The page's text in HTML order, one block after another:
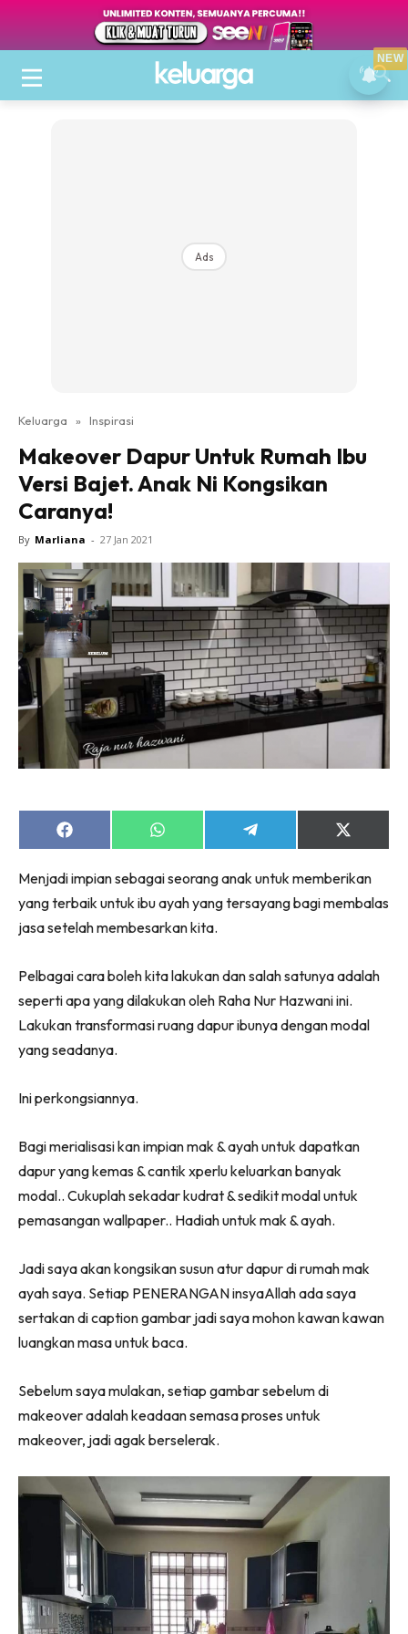
Ads
Keluarga » Inspirasi
Makeover Dapur Untuk Rumah Ibu
Versi Bajet. Anak Ni Kongsikan
Caranya!
By Marliana - 27 Jan 2021
Share
on
Share
on
Share
on
Share
on
(Twitter)
Menjadi impian sebagai seorang anak untuk memberikan
yang terbaik untuk ibu ayah yang tersayang bagi membalas
jasa setelah membesarkan kita.
Pelbagai cara boleh kita lakukan dan salah satunya adalah
seperti apa yang dilakukan oleh Raha Nur Hazwani ini.
Lakukan transformasi ruang dapur ibunya dengan modal
yang seadanya.
Ini perkongsiannya.
Bagi merialisasi kan impian mak & ayah untuk dapatkan
dapur yang kemas & cantik xperlu keluarkan banyak
modal.. Cukuplah sekadar kudrat & sedikit modal untuk
pemasangan wallpaper.. Hadiah untuk mak & ayah.
Jadi saya akan kongsikan susun atur dapur di rumah mak
ayah saya. Setiap PENERANGAN insyaAllah ada saya
sertakan di caption gambar jadi saya mohon kawan kawan
luangkan masa untuk baca.
Sebelum saya mulakan, setiap gambar sebelum di
makeover adalah keadaan semasa proses untuk
makeover, jadi agak berselerak.
NEW